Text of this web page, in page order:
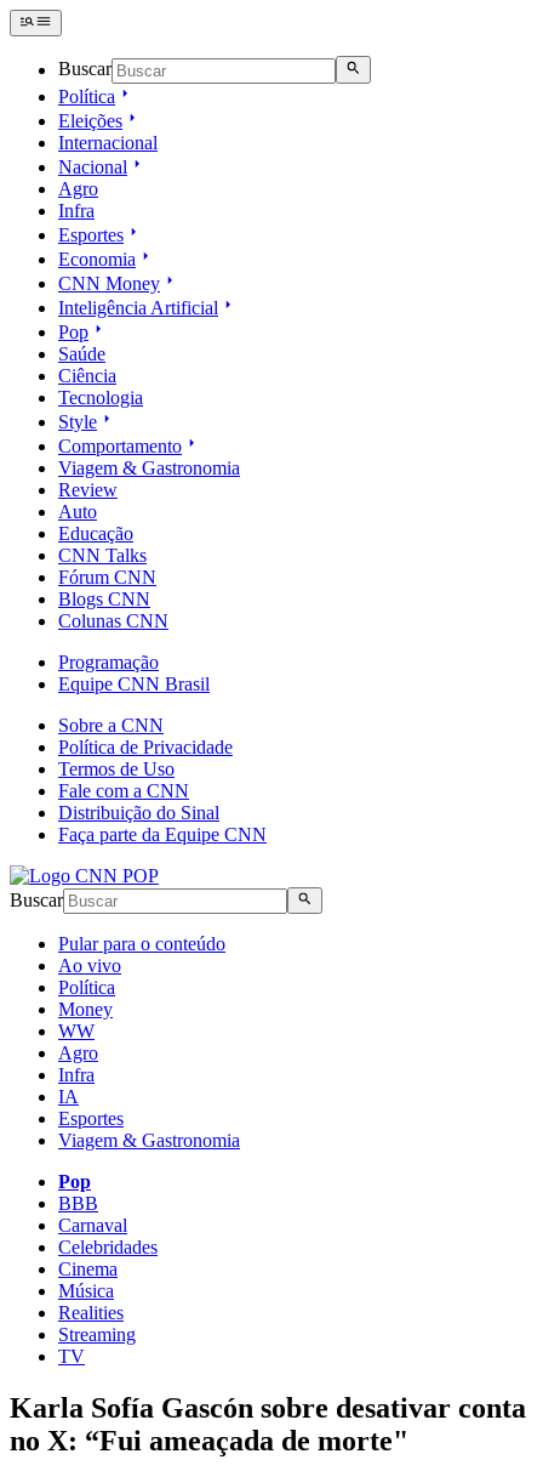
Buscar
Política
Eleições
Internacional
Nacional
Agro
Infra
Esportes
Economia
CNN Money
Inteligência Artificial
Pop
Saúde
Ciência
Tecnologia
Style
Comportamento
Viagem & Gastronomia
Review
Auto
Educação
CNN Talks
Fórum CNN
Blogs CNN
Colunas CNN
Programação
Equipe CNN Brasil
Sobre a CNN
Política de Privacidade
Termos de Uso
Fale com a CNN
Distribuição do Sinal
Faça parte da Equipe CNN
Buscar
Pular para o conteúdo
Ao vivo
Política
Money
WW
Agro
Infra
IA
Esportes
Viagem & Gastronomia
Pop
BBB
Carnaval
Celebridades
Cinema
Música
Realities
Streaming
TV
Karla Sofía Gascón sobre desativar conta
no X: “Fui ameaçada de morte"